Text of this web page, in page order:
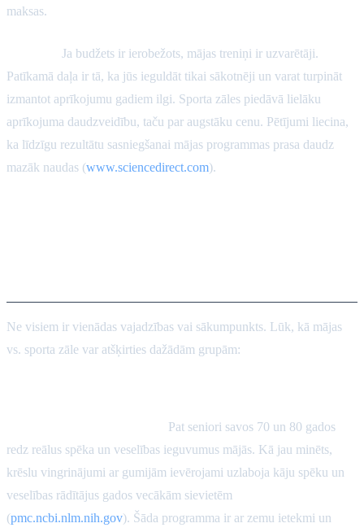
maksas.
Ja budžets ir ierobežots, mājas treniņi ir uzvarētāji.
Patīkamā daļa ir tā, ka jūs ieguldāt tikai sākotnēji un varat turpināt
izmantot aprīkojumu gadiem ilgi. Sporta zāles piedāvā lielāku
aprīkojuma daudzveidību, taču par augstāku cenu. Pētījumi liecina,
ka līdzīgu rezultātu sasniegšanai mājas programmas prasa daudz
mazāk naudas (www.sciencedirect.com).
Ne visiem ir vienādas vajadzības vai sākumpunkts. Lūk, kā mājas
vs. sporta zāle var atšķirties dažādām grupām:
Pat seniori savos 70 un 80 gados
redz reālus spēka un veselības ieguvumus mājās. Kā jau minēts,
krēslu vingrinājumi ar gumijām ievērojami uzlaboja kāju spēku un
veselības rādītājus gados vecākām sievietēm
(pmc.ncbi.nlm.nih.gov). Šāda programma ir ar zemu ietekmi un